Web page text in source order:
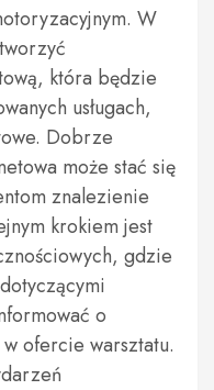
W
która będzie
usługach,
Dobrze
może stać się
znalezienie
krokiem jest
gdzie
o
ofercie warsztatu.